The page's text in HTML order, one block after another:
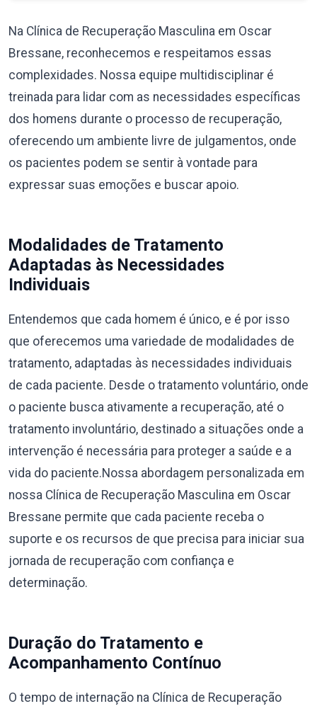
Na Clínica de Recuperação Masculina em Oscar
Bressane, reconhecemos e respeitamos essas
complexidades. Nossa equipe multidisciplinar é
treinada para lidar com as necessidades específicas
dos homens durante o processo de recuperação,
oferecendo um ambiente livre de julgamentos, onde
os pacientes podem se sentir à vontade para
expressar suas emoções e buscar apoio.
Modalidades de Tratamento
Adaptadas às Necessidades
Individuais
Entendemos que cada homem é único, e é por isso
que oferecemos uma variedade de modalidades de
tratamento, adaptadas às necessidades individuais
de cada paciente. Desde o tratamento voluntário, onde
o paciente busca ativamente a recuperação, até o
tratamento involuntário, destinado a situações onde a
intervenção é necessária para proteger a saúde e a
vida do paciente.Nossa abordagem personalizada em
nossa Clínica de Recuperação Masculina em Oscar
Bressane permite que cada paciente receba o
suporte e os recursos de que precisa para iniciar sua
jornada de recuperação com confiança e
determinação.
Duração do Tratamento e
Acompanhamento Contínuo
O tempo de internação na Clínica de Recuperação